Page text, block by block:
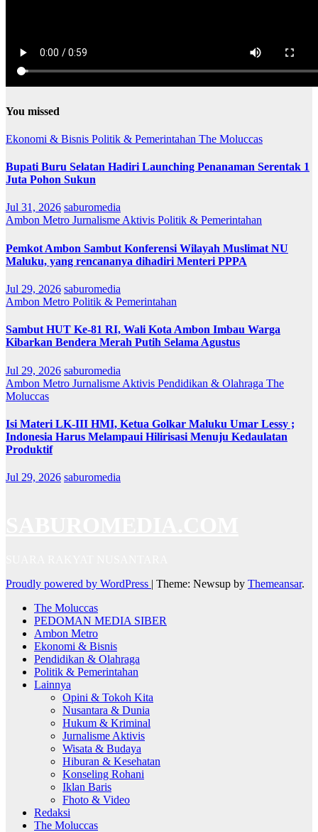
You missed
Ekonomi & Bisnis Politik & Pemerintahan The Moluccas
Bupati Buru Selatan Hadiri Launching Penanaman Serentak 1
Juta Pohon Sukun
Jul 31, 2026 saburomedia
Ambon Metro Jurnalisme Aktivis Politik & Pemerintahan
Pemkot Ambon Sambut Konferensi Wilayah Muslimat NU
Maluku, yang rencananya dihadiri Menteri PPPA
Jul 29, 2026 saburomedia
Ambon Metro Politik & Pemerintahan
Sambut HUT Ke-81 RI, Wali Kota Ambon Imbau Warga
Kibarkan Bendera Merah Putih Selama Agustus
Jul 29, 2026 saburomedia
Ambon Metro Jurnalisme Aktivis Pendidikan & Olahraga The
Moluccas
Isi Materi LK-III HMI, Ketua Golkar Maluku Umar Lessy ;
Indonesia Harus Melampaui Hilirisasi Menuju Kedaulatan
Produktif
Jul 29, 2026 saburomedia
Proudly powered by WordPress | Theme: Newsup by Themeansar.
The Moluccas
PEDOMAN MEDIA SIBER
Ambon Metro
Ekonomi & Bisnis
Pendidikan & Olahraga
Politik & Pemerintahan
Lainnya
Opini & Tokoh Kita
Nusantara & Dunia
Hukum & Kriminal
Jurnalisme Aktivis
Wisata & Budaya
Hiburan & Kesehatan
Konseling Rohani
Iklan Baris
Fhoto & Video
Redaksi
The Moluccas